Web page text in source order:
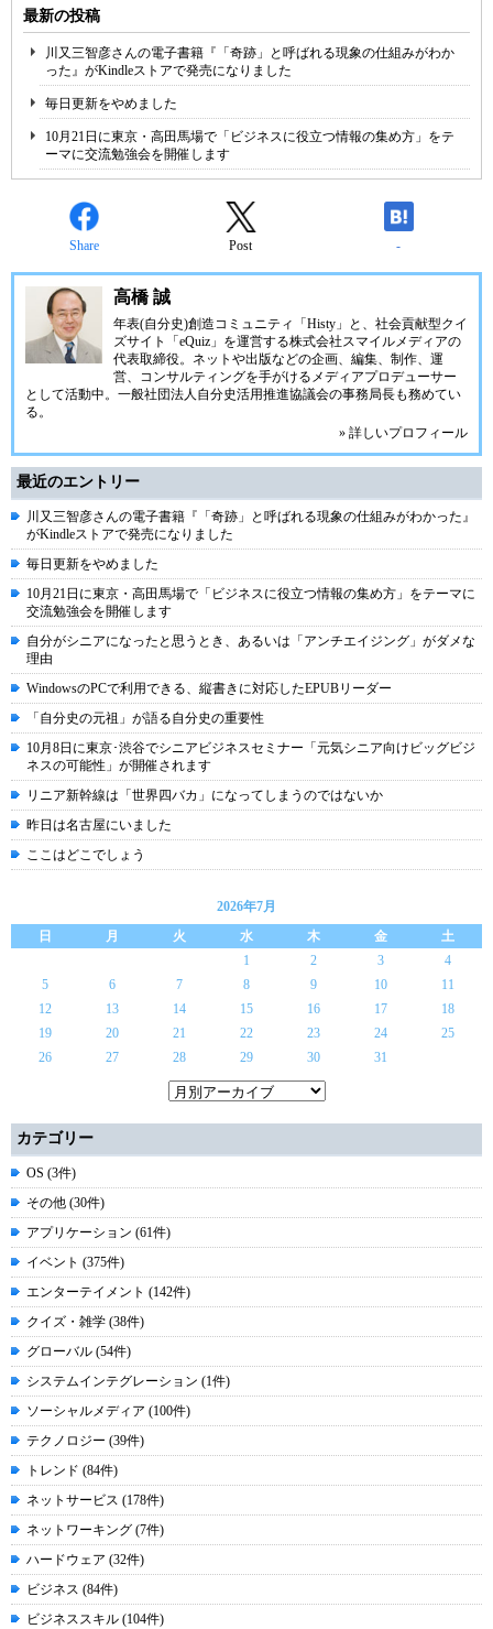
最新の投稿
川又三智彦さんの電子書籍『「奇跡」と呼ばれる現象の仕組みがわか
った』がKindleストアで発売になりました
毎日更新をやめました
10月21日に東京・高田馬場で「ビジネスに役立つ情報の集め方」をテ
ーマに交流勉強会を開催します
Share Post -
高橋 誠
年表(自分史)創造コミュニティ「 Histy 」と、社会貢献型クイ
ズサイト「 eQuiz 」を運営する株式会社スマイルメディアの
代表取締役。ネットや出版などの企画、編集、制作、運
営、コンサルティングを手がけるメディアプロデューサー
として活動中。 一般社団法人自分史活用推進協議会の事務局長も務めてい
る。
» 詳しいプロフィール
最近のエントリー
川又三智彦さんの電子書籍『「奇跡」と呼ばれる現象の仕組みがわかった』
がKindleストアで発売になりました
毎日更新をやめました
10月21日に東京・高田馬場で「ビジネスに役立つ情報の集め方」をテーマに
交流勉強会を開催します
自分がシニアになったと思うとき、あるいは「アンチエイジング」がダメな
理由
WindowsのPCで利用できる、縦書きに対応したEPUBリーダー
「自分史の元祖」が語る自分史の重要性
10月8日に東京･渋谷でシニアビジネスセミナー「元気シニア向けビッグビジ
ネスの可能性」が開催されます
リニア新幹線は「世界四バカ」になってしまうのではないか
昨日は名古屋にいました
ここはどこでしょう
2026年7月
日
月 火 水 木 金
土
1
2 3
4
5
6 7 8 9 10
11
12
13 14 15 16 17
18
19
20 21 22 23 24
25
26
27 28 29 30 31
カテゴリー
OS (3件)
その他 (30件)
アプリケーション (61件)
イベント (375件)
エンターテイメント (142件)
クイズ・雑学 (38件)
グローバル (54件)
システムインテグレーション (1件)
ソーシャルメディア (100件)
テクノロジー (39件)
トレンド (84件)
ネットサービス (178件)
ネットワーキング (7件)
ハードウェア (32件)
ビジネス (84件)
ビジネススキル (104件)